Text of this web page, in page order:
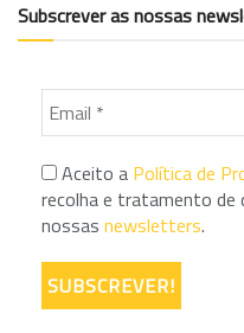
Subscrever as nossas
Aceito a Política de
recolha e tratamento de
nossas newsletters.